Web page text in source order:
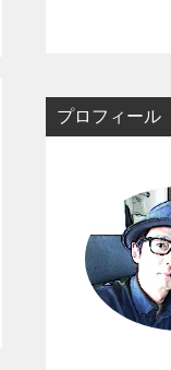
プロフィール